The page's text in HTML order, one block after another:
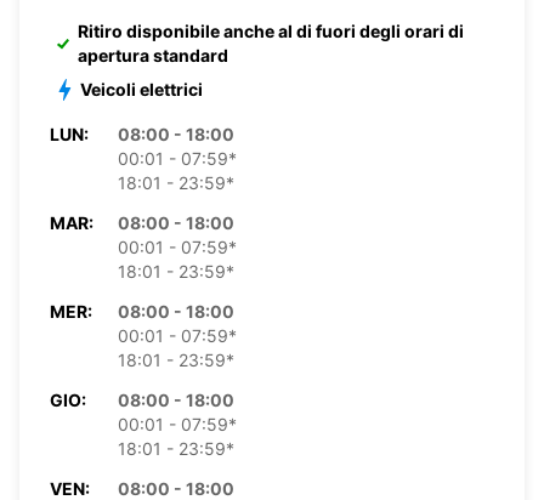
Ritiro disponibile anche al di fuori degli orari di
apertura standard
Veicoli elettrici
LUN:
08:00 - 18:00
00:01 - 07:59*
18:01 - 23:59*
MAR:
08:00 - 18:00
00:01 - 07:59*
18:01 - 23:59*
MER:
08:00 - 18:00
00:01 - 07:59*
18:01 - 23:59*
GIO:
08:00 - 18:00
00:01 - 07:59*
18:01 - 23:59*
VEN:
08:00 - 18:00